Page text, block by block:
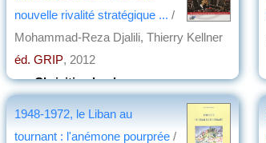
nouvelle rivalité stratégique ... /
Mohammad-Reza Djalili, Thierry Kellner
éd. GRIP, 2012
parChrisitian Lochon
1948-1972, le Liban au
tournant : l'anémone pourprée /